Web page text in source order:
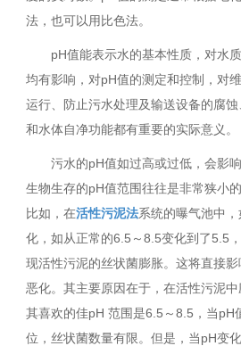
法，也可以用比色法。
pH值能表示水的基本性质，对水
均有影响，对pH值的测定和控制，对
运行、防止污水处理及输送设备的腐
和水体自净功能都有重要的实际意义。
污水的pH值如过高或过低，会影
生物生存的pH值范围往往是非常狭小
比如，在活性污泥法系统的曝气池中
化，如从正常的6.5～8.5变化到了5.5
现活性污泥的丝状菌膨胀。这将直接
恶化。其主要原因在于，在活性污泥中
其喜欢的佳pH 范围是6.5～8.5，当pH
位，丝状菌数量有限。但是，当pH变